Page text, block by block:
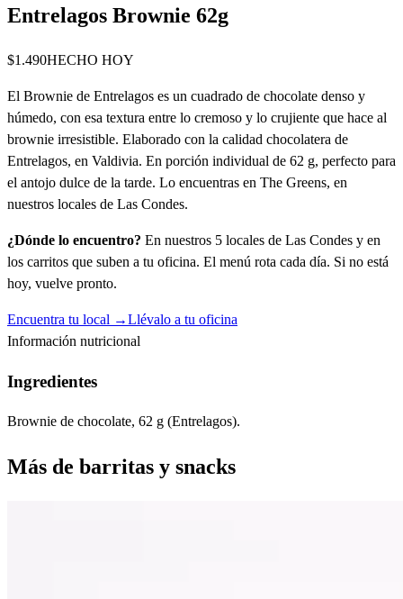
Entrelagos Brownie 62g
$1.490HECHO HOY
El Brownie de Entrelagos es un cuadrado de chocolate denso y
húmedo, con esa textura entre lo cremoso y lo crujiente que hace al
brownie irresistible. Elaborado con la calidad chocolatera de
Entrelagos, en Valdivia. En porción individual de 62 g, perfecto para
el antojo dulce de la tarde. Lo encuentras en The Greens, en
nuestros locales de Las Condes.
¿Dónde lo encuentro? En nuestros 5 locales de Las Condes y en
los carritos que suben a tu oficina. El menú rota cada día. Si no está
hoy, vuelve pronto.
Encuentra tu local →Llévalo a tu oficina
Información nutricional
Ingredientes
Brownie de chocolate, 62 g (Entrelagos).
Más de barritas y snacks